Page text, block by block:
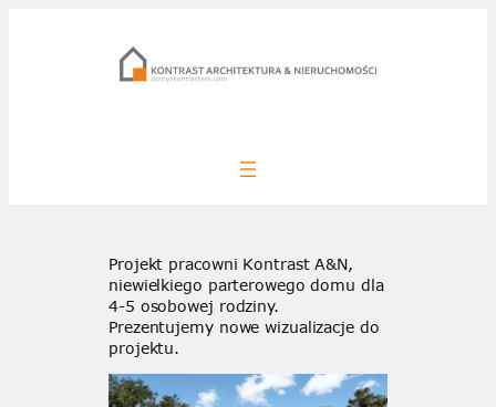
Projekt pracowni Kontrast A&N,
niewielkiego parterowego domu dla
4-5 osobowej rodziny.
Prezentujemy nowe wizualizacje do
projektu.